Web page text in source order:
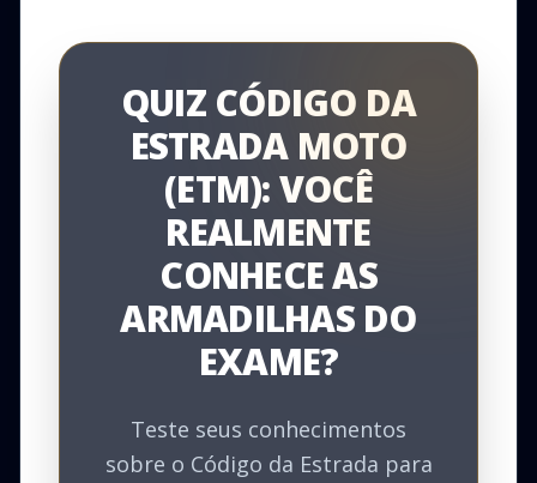
QUIZ CÓDIGO DA
ESTRADA MOTO
(ETM): VOCÊ
REALMENTE
CONHECE AS
ARMADILHAS DO
EXAME?
Teste seus conhecimentos
sobre o Código da Estrada para